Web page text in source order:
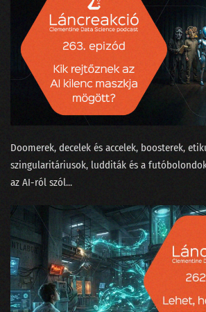
178 - Entrópia: a káoszért
177 - Ki tanította a ChatGPT-t
171 - Karrierváltás a növényi tej
168 - Agyunkra megy a Neuralink
Doomerek, decelek és accelek, boosterek,
szingularitáriusok, ludditák és a
az AI-ról szól...